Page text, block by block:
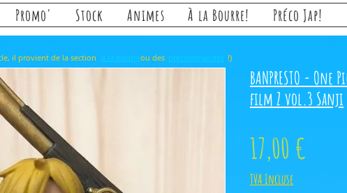
Promo' Stock Animes À la Bourre! Préco Jap!
BANPRESTO -
film Z vol.3 Sanji
17,00 €
TVA Incluse
de l'article, il provient de la section ou des !)
à la bourre précommandes